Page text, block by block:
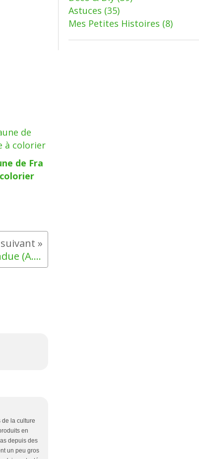
de Fra
Désolée, je suis attendue (A.Martin-Lugand)
la culture
en
depuis des
un peu gros
Astuces (35)
Mes Petites Histoires (8)